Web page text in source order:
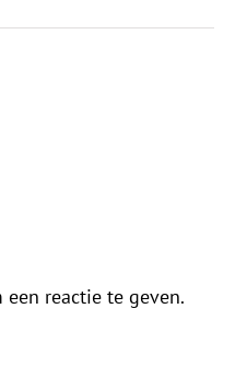
reactie te geven.